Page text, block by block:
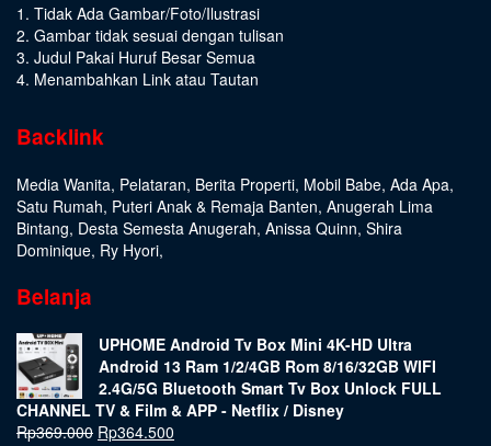
1. Tidak Ada Gambar/Foto/Ilustrasi
2. Gambar tidak sesuai dengan tulisan
3. Judul Pakai Huruf Besar Semua
4. Menambahkan Link atau Tautan
Backlink
Media Wanita, Pelataran, Berita Properti, Mobil Babe, Ada Apa,
Satu Rumah, Puteri Anak & Remaja Banten, Anugerah Lima
Bintang, Desta Semesta Anugerah, Anissa Quinn, Shira
Dominique, Ry Hyori,
Belanja
UPHOME Android Tv Box Mini 4K-HD Ultra
Android 13 Ram 1/2/4GB Rom 8/16/32GB WIFI
2.4G/5G Bluetooth Smart Tv Box Unlock FULL
CHANNEL TV & Film & APP - Netflix / Disney
Rp369.000 Rp364.500